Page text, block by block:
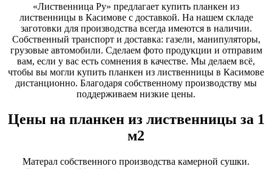
«Лиственница Ру» предлагает купить планкен из
лиственницы в Касимове с доставкой. На нашем складе
заготовки для производства всегда имеются в наличии.
Собственный транспорт и доставка: газели, манипуляторы,
грузовые автомобили. Сделаем фото продукции и отправим
вам, если у вас есть сомнения в качестве. Мы делаем всё,
чтобы вы могли купить планкен из лиственницы в Касимове
дистанционно. Благодаря собственному производству мы
поддерживаем низкие цены.
Цены на планкен из лиственницы за 1
м2
Матерал собственного производства камерной сушки.